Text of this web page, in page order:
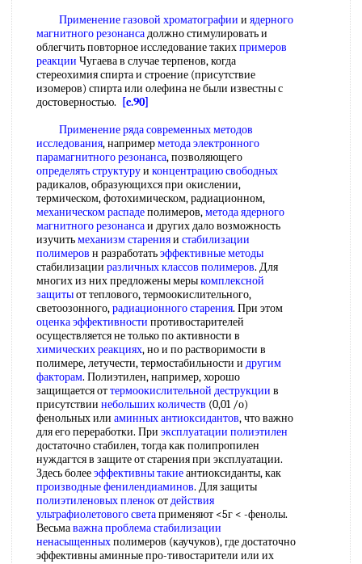
Применение газовой хроматографии и ядерного
магнитного резонансадолжно стимулировать и
облегчить повторное исследование такихпримеров
реакции Чугаева в случае терпенов, когда
стереохимия спирта и строение (присутствие
изомеров) спирта или олефина не были известны с
достоверностью.
[c.90]
Применение рядасовременных методов
исследования, напримерметода электронного
парамагнитного резонанса, позволяющего
определять структуруи концентрацию свободных
радикалов, образующихся при окислении,
термическом, фотохимическом, радиационном,
механическом распадеполимеров,метода ядерного
магнитного резонансаи других дало возможность
изучитьмеханизм старенияи стабилизации
полимеров н разработатьэффективные методы
стабилизации различных классов полимеров. Для
многих из них предложены мерыкомплексной
защитыот теплового, термоокислительного,
светоозонного,радиационного старения. При этом
оценка эффективности противостарителей
осуществляется не только по активности в
химических реакциях, но и по растворимости в
полимере, летучести, термостабильности и другим
факторам. Полиэтилен, например, хорошо
защищается оттермоокислительной деструкции в
присутствии небольших количеств (0,01 /о)
фенольных или аминных антиоксидантов, что важно
для его переработки. При эксплуатации полиэтилен
достаточно стабилен, тогда как полипропилен
нуждагтся в защите от старения при эксплуатации.
Здесь болееэффективны такиеантиоксиданты, как
производные фенилендиаминов. Для защиты
полиэтиленовых пленокотдействия
ультрафиолетового светаприменяют <5г < -фенолы.
Весьмаважна проблемастабилизации
ненасыщенныхполимеров (каучуков), где достаточно
эффективны аминные про-тивостарители или их